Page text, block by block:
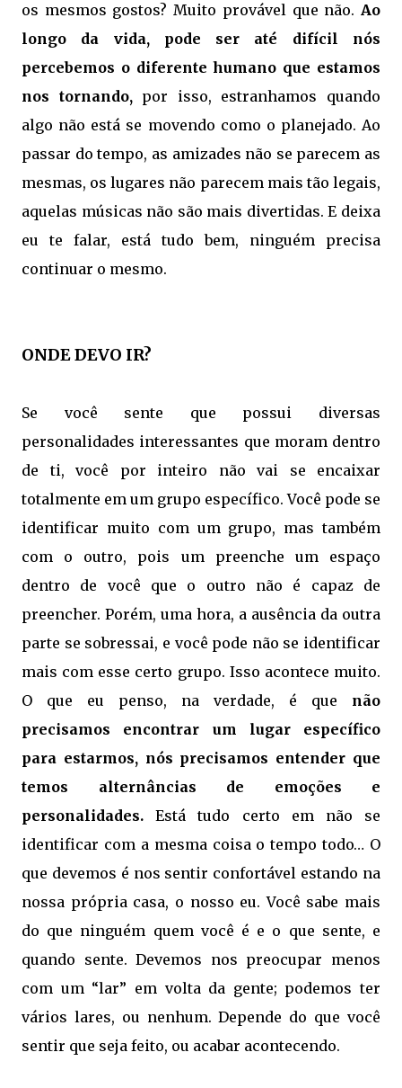
os mesmos gostos? Muito provável que não. Ao
longo da vida, pode ser até difícil nós
percebemos o diferente humano que estamos
nos tornando,por isso, estranhamos quando
algo não está se movendo como o planejado. Ao
passar do tempo, as amizades não se parecem as
mesmas, os lugares não parecem mais tão legais,
aquelas músicas não são mais divertidas. E deixa
eu te falar, está tudo bem, ninguém precisa
continuar o mesmo.
ONDE DEVO IR?
Se você sente que possui diversas
personalidades interessantes que moram dentro
de ti, você por inteiro não vai se encaixar
totalmente em um grupo específico. Você pode se
identificar muito com um grupo, mas também
com o outro, pois um preenche um espaço
dentro de você que o outro não é capaz de
preencher. Porém, uma hora, a ausência da outra
parte se sobressai, e você pode não se identificar
mais com esse certo grupo. Isso acontece muito.
O que eu penso, na verdade, é que não
precisamos encontrar um lugar específico
para estarmos, nós precisamos entender que
temos alternâncias de emoções e
personalidades. Está tudo certo em não se
identificar com a mesma coisa o tempo todo… O
que devemos é nos sentir confortável estando na
nossa própria casa, o nosso eu. Você sabe mais
do que ninguém quem você é e o que sente, e
quando sente. Devemos nos preocupar menos
com um “lar” em volta da gente; podemos ter
vários lares, ou nenhum. Depende do que você
sentir que seja feito, ou acabar acontecendo.